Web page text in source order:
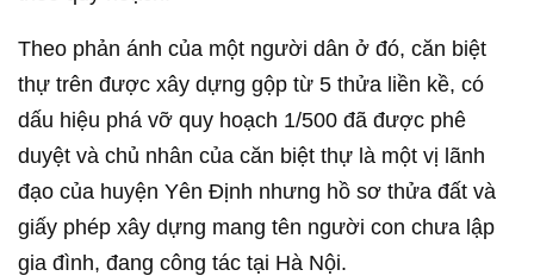
Theo phản ánh của một người dân ở đó, căn biệt
thự trên được xây dựng gộp từ 5 thửa liền kề, có
dấu hiệu phá vỡ quy hoạch 1/500 đã được phê
duyệt và chủ nhân của căn biệt thự là một vị lãnh
đạo của huyện Yên Định nhưng hồ sơ thửa đất và
giấy phép xây dựng mang tên người con chưa lập
gia đình, đang công tác tại Hà Nội.